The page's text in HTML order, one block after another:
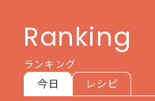
Ranking
ランキング
今日 レシピ